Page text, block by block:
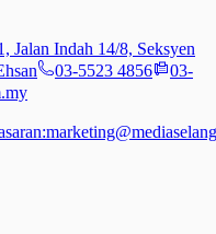
Jalan Indah 14/8, Seksyen
03-5523 4856
03-